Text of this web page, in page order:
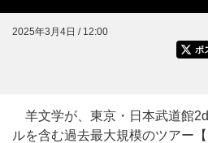
2025年3月4日 / 12:00
ポ
羊文学が、東京・日本武道館
ルを含む過去最大規模のツアー